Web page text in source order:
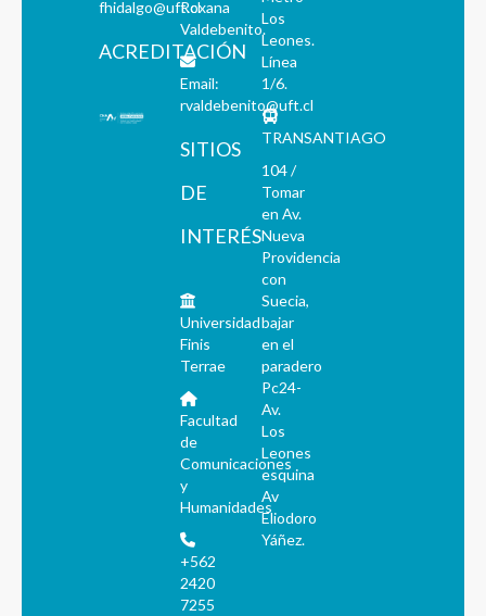
fhidalgo@uft.cl
ACREDITACIÓN
Roxana
Valdebenito.
Email:
rvaldebenito@uft.cl
SITIOS
DE
INTERÉS
Universidad
Finis
Terrae
Facultad
de
Comunicaciones
y
Humanidades
+562
2420
7255
Los
Leones.
Línea
1/6.
TRANSANTIAGO
104 /
Tomar
en Av.
Nueva
Providencia
con
Suecia,
bajar
en el
paradero
Pc24-
Av.
Los
Leones
esquina
Av
Eliodoro
Yáñez.